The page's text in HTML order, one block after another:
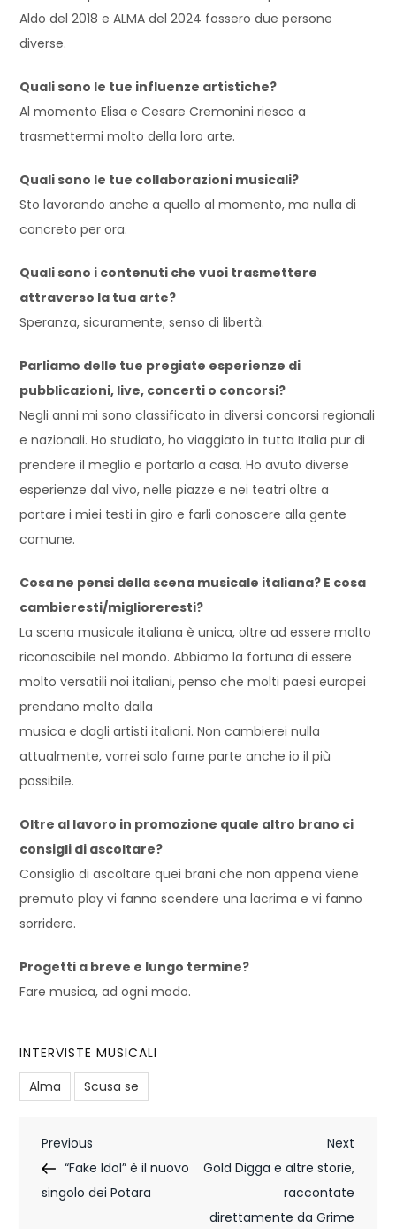
Aldo del 2018 e ALMA del 2024 fossero due persone
diverse.
Quali sono le tue influenze artistiche?
Al momento Elisa e Cesare Cremonini riesco a
trasmettermi molto della loro arte.
Quali sono le tue collaborazioni musicali?
Sto lavorando anche a quello al momento, ma nulla di
concreto per ora.
Quali sono i contenuti che vuoi trasmettere
attraverso la tua arte?
Speranza, sicuramente; senso di libertà.
Parliamo delle tue pregiate esperienze di
pubblicazioni, live, concerti o concorsi?
Negli anni mi sono classificato in diversi concorsi regionali
e nazionali. Ho studiato, ho viaggiato in tutta Italia pur di
prendere il meglio e portarlo a casa. Ho avuto diverse
esperienze dal vivo, nelle piazze e nei teatri oltre a
portare i miei testi in giro e farli conoscere alla gente
comune.
Cosa ne pensi della scena musicale italiana? E cosa
cambieresti/miglioreresti?
La scena musicale italiana è unica, oltre ad essere molto
riconoscibile nel mondo. Abbiamo la fortuna di essere
molto versatili noi italiani, penso che molti paesi europei
prendano molto dalla
musica e dagli artisti italiani. Non cambierei nulla
attualmente, vorrei solo farne parte anche io il più
possibile.
Oltre al lavoro in promozione quale altro brano ci
consigli di ascoltare?
Consiglio di ascoltare quei brani che non appena viene
premuto play vi fanno scendere una lacrima e vi fanno
sorridere.
Progetti a breve e lungo termine?
Fare musica, ad ogni modo.
INTERVISTE MUSICALI
Alma
Scusa se
N
a
Previous
Post
Previous
“Fake Idol” è il nuovo
singolo dei Potara
Next
Post
Next
Gold Digga e altre storie,
raccontate
direttamente da Grime